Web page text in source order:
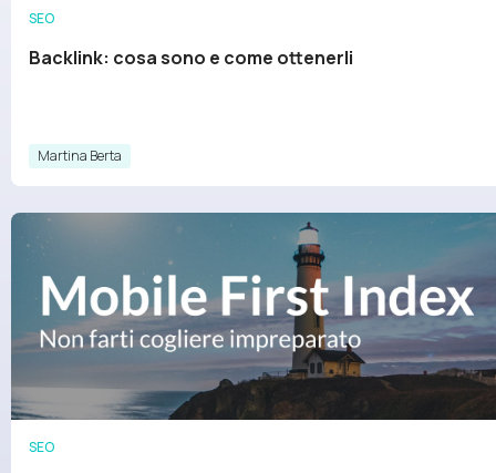
SEO
Backlink: cosa sono e come ottenerli
Martina Berta
SEO